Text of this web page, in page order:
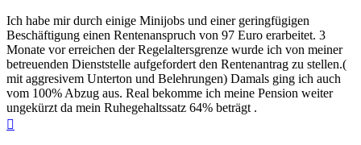
Ich habe mir durch einige Minijobs und einer geringfügigen
Beschäftigung einen Rentenanspruch von 97 Euro erarbeitet. 3
Monate vor erreichen der Regelaltersgrenze wurde ich von meiner
betreuenden Dienststelle aufgefordert den Rentenantrag zu stellen.(
mit aggresivem Unterton und Belehrungen) Damals ging ich auch
vom 100% Abzug aus. Real bekomme ich meine Pension weiter
ungekürzt da mein Ruhegehaltssatz 64% beträgt .